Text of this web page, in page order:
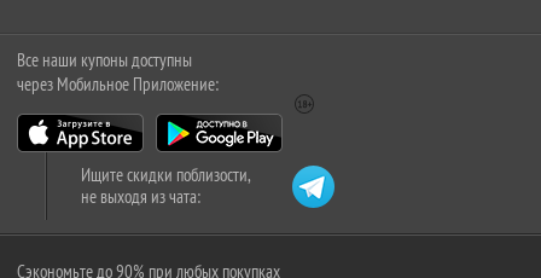
Все наши купоны доступны
через Мобильное Приложение:
Ищите скидки поблизости,
не выходя из чата:
Сэкономьте до 90% при любых покупках